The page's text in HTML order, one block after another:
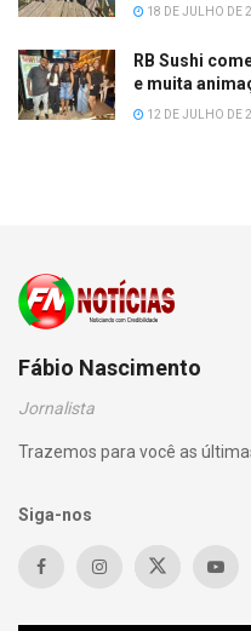
18 DE JULHO DE
RB Sushi
e muita
12 DE JULHO DE
Fábio Nascimento
Jornalista
Trazemos para você as
Siga-nos